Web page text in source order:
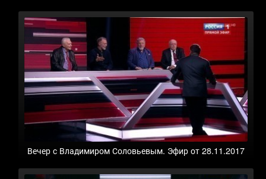
Вечер с Владимиром Соловьевым. Эфир от 28.11.2017